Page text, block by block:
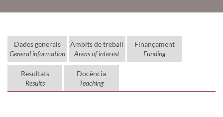
Dades generals
General information
Àmbits de treball
Areas of interest
Finançament
Funding
Resultats
Results
Docència
Teaching